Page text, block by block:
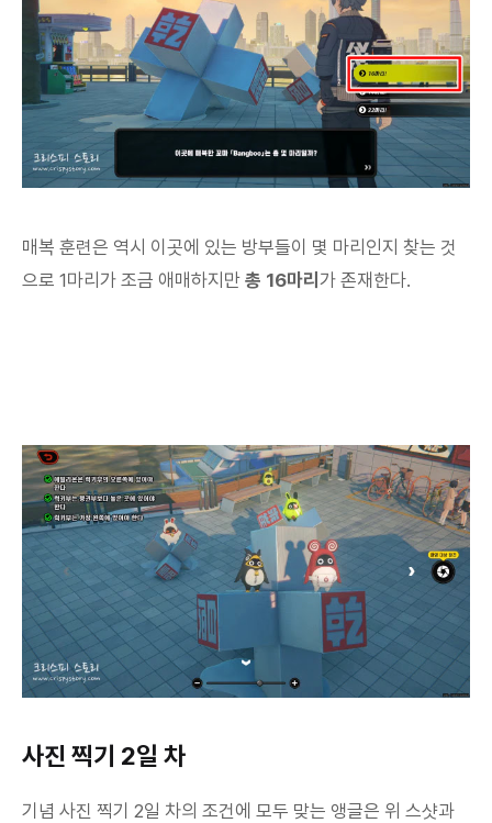
매복 훈련은 역시 이곳에 있는 방부들이 몇 마리인지 찾는 것
으로 1마리가 조금 애매하지만 총 16마리 가 존재한다.
사진 찍기 2일 차
기념 사진 찍기 2일 차의 조건에 모두 맞는 앵글은 위 스샷과